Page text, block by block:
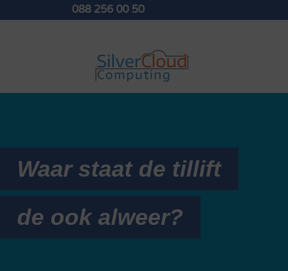
088 256 00 50
Waar staat de tillift
de ook alweer?